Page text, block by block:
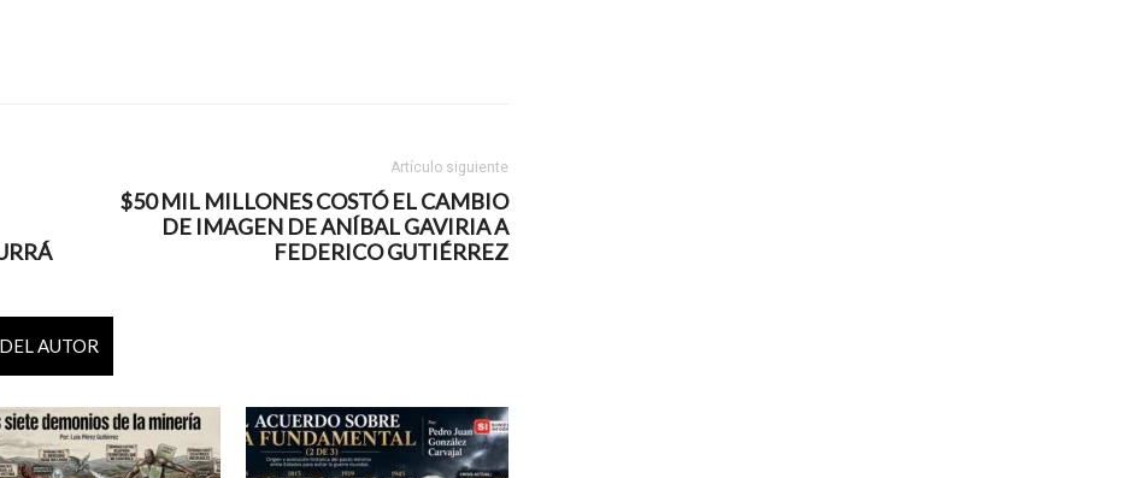
Artículo siguiente
$50 MIL MILLONES COSTÓ EL CAMBIO
DE IMAGEN DE ANÍBAL GAVIRIA A
FEDERICO GUTIÉRREZ
AUTOR